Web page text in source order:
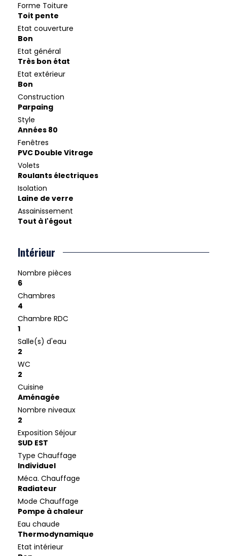
Forme Toiture
Toit pente
Etat couverture
Bon
Etat général
Très bon état
Etat extérieur
Bon
Construction
Parpaing
Style
Années 80
Fenêtres
PVC Double Vitrage
Volets
Roulants électriques
Isolation
Laine de verre
Assainissement
Tout à l'égout
Intérieur
Nombre pièces
6
Chambres
4
Chambre RDC
1
Salle(s) d'eau
2
WC
2
Cuisine
Aménagée
Nombre niveaux
2
Exposition Séjour
SUD EST
Type Chauffage
Individuel
Méca. Chauffage
Radiateur
Mode Chauffage
Pompe à chaleur
Eau chaude
Thermodynamique
Etat intérieur